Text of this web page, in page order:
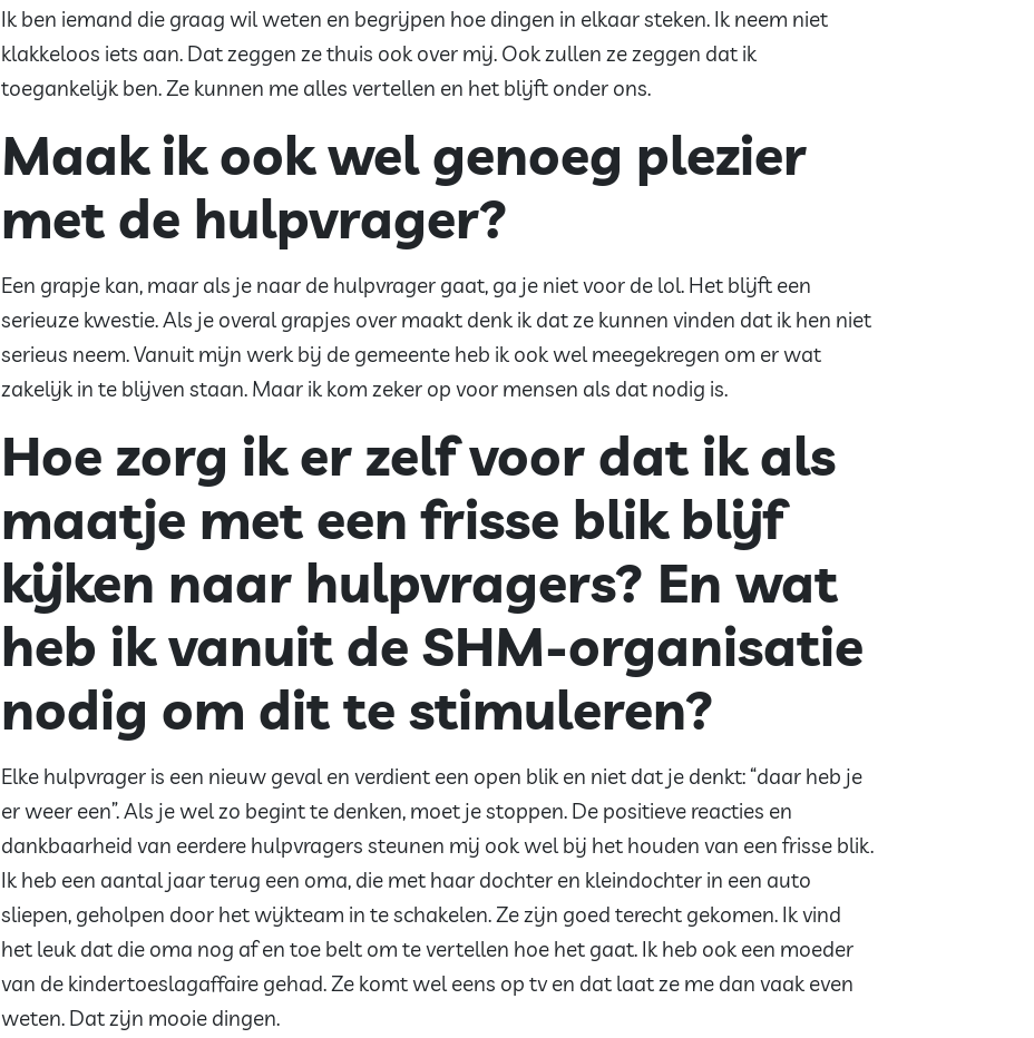
Ik ben iemand die graag wil weten en begrijpen hoe dingen in elkaar steken. Ik neem niet
klakkeloos iets aan. Dat zeggen ze thuis ook over mij. Ook zullen ze zeggen dat ik
toegankelijk ben. Ze kunnen me alles vertellen en het blijft onder ons.
Maak ik ook wel genoeg plezier
met de hulpvrager?
Een grapje kan, maar als je naar de hulpvrager gaat, ga je niet voor de lol. Het blijft een
serieuze kwestie. Als je overal grapjes over maakt denk ik dat ze kunnen vinden dat ik hen niet
serieus neem. Vanuit mijn werk bij de gemeente heb ik ook wel meegekregen om er wat
zakelijk in te blijven staan. Maar ik kom zeker op voor mensen als dat nodig is.
Hoe zorg ik er zelf voor dat ik als
maatje met een frisse blik blijf
kijken naar hulpvragers? En wat
heb ik vanuit de SHM-organisatie
nodig om dit te stimuleren?
Elke hulpvrager is een nieuw geval en verdient een open blik en niet dat je denkt: “daar heb je
er weer een”. Als je wel zo begint te denken, moet je stoppen. De positieve reacties en
dankbaarheid van eerdere hulpvragers steunen mij ook wel bij het houden van een frisse blik.
Ik heb een aantal jaar terug een oma, die met haar dochter en kleindochter in een auto
sliepen, geholpen door het wijkteam in te schakelen. Ze zijn goed terecht gekomen. Ik vind
het leuk dat die oma nog af en toe belt om te vertellen hoe het gaat. Ik heb ook een moeder
van de kindertoeslagaffaire gehad. Ze komt wel eens op tv en dat laat ze me dan vaak even
weten. Dat zijn mooie dingen.